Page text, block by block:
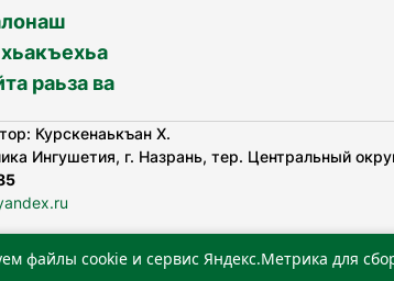
раьза ва
Курскенаькъан Х.
Ингушетия, г. Назрань, тер. Центральный
арадувлар чIоагIдаьд бувзамеи, хоам беча
файлы cookie и сервис Яндекс.Метрика для